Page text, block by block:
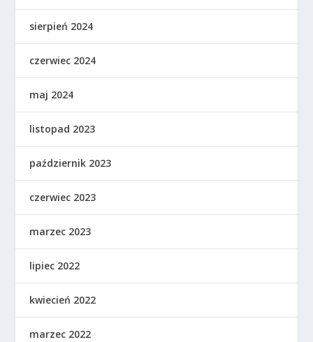
sierpień 2024
czerwiec 2024
maj 2024
listopad 2023
październik 2023
czerwiec 2023
marzec 2023
lipiec 2022
kwiecień 2022
marzec 2022